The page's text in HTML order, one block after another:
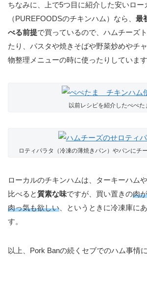
ちなみに、上で5つ目に紹介した安いロー
（PUREFOODSのチキンハム）なら、 最
べる前提で買っているので、ハムチーズ
たり、パスタや焼きそばや野菜炒めやチ
物整理メニューの時に使ったりしています
以前レシピを紹介したぺぺた
ロティパラタ（冷凍の薄焼きパン）やパンにチ
ローカルのチキンハムは、ターキーハム
比べると質素な味ですが、買い置きの肉
肉っ気も欲しい 、というときに冷凍庫に
す。
以上、Pork Banの続くセブでのハム事情